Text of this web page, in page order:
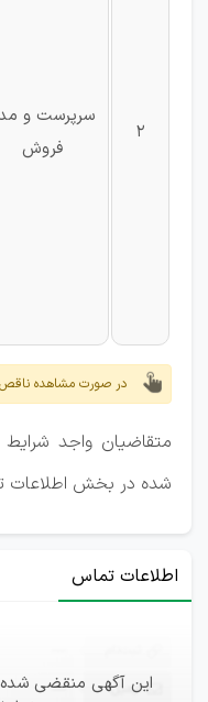
2
سرپرست و
فروش
در صورت مشاهده
متقاضیان واجد شرایط
شده در بخش اطلاعات
اطلاعات تماس
این آگهی منقضی شده
ایمیل —